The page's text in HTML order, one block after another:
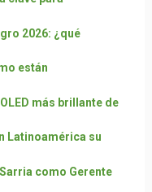
2026: ¿qué
están
más brillante de
Latinoamérica su
como Gerente